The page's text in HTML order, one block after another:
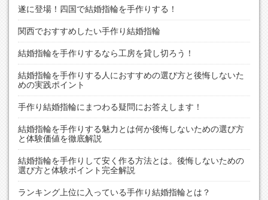
ゲ
ー
シ
ョ
ン
遂に登場！四国で結婚指輪を手作りする！
関西でおすすめしたい手作り結婚指輪
結婚指輪を手作りするなら工房を貸し切ろう！
結婚指輪を手作りする人におすすめの選び方と後悔しないた
めの実践ポイント
手作り結婚指輪にまつわる疑問にお答えします！
結婚指輪を手作りする魅力とは何か後悔しないための選び方
と体験価値を徹底解説
結婚指輪を手作りして安く作る方法とは。後悔しないための
選び方と体験ポイント完全解説
ランキング上位に入っている手作り結婚指輪とは？